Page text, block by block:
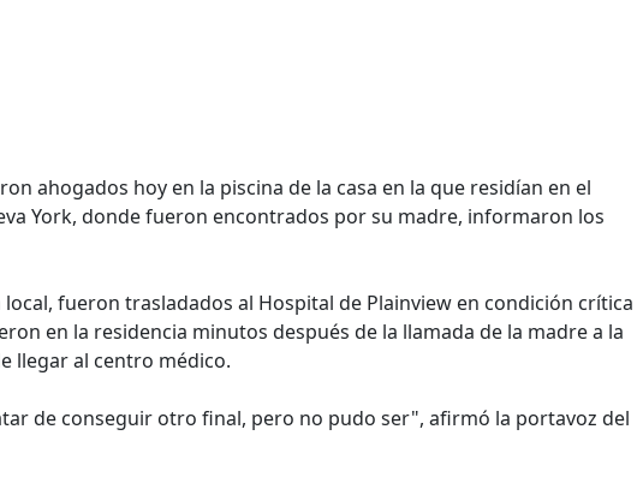
ahogados hoy en la piscina de la casa en la que residían en el
York, donde fueron encontrados por su madre, informaron los
fueron trasladados al Hospital de Plainview en condición crítica
en la residencia minutos después de la llamada de la madre a la
llegar al centro médico.
de conseguir otro final, pero no pudo ser", afirmó la portavoz del